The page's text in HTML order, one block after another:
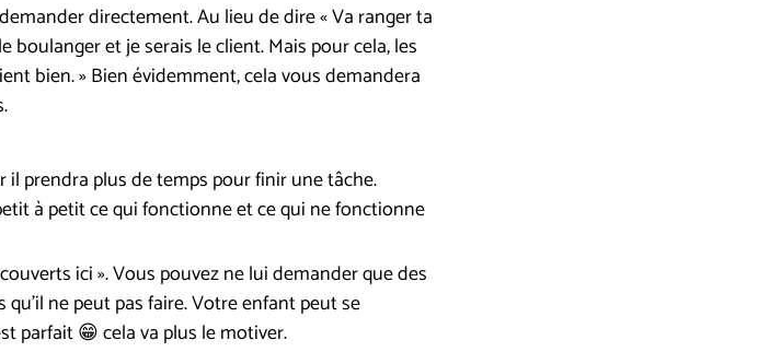
directement. Au lieu de dire « Va ranger ta
et je serais le client. Mais pour cela, les
bien. » Bien évidemment, cela vous demandera
prendra plus de temps pour finir une tâche.
à petit ce qui fonctionne et ce qui ne fonctionne
ici ». Vous pouvez ne lui demander que des
ne peut pas faire. Votre enfant peut se
parfait 😁 cela va plus le motiver.